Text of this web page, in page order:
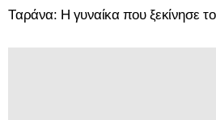
Tαράνα: Η γυναίκα που ξεκίνησε